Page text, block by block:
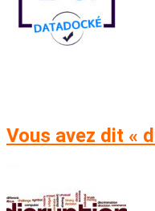
Vous avez dit «